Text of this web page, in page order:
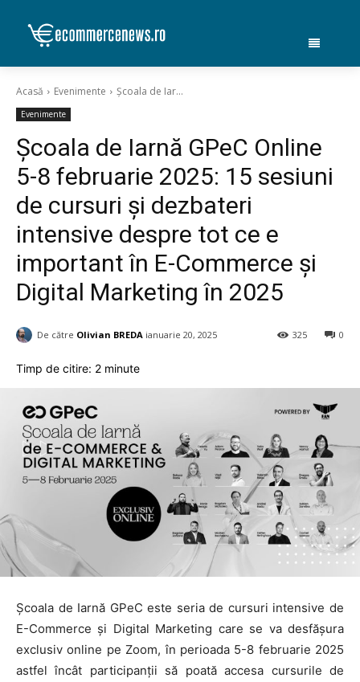
Acasă Evenimente Școala de Iar...
Evenimente
Școala de Iarnă GPeC Online
5-8 februarie 2025: 15 sesiuni
de cursuri și dezbateri
intensive despre tot ce e
important în E-Commerce și
Digital Marketing în 2025
De către Olivian BREDA ianuarie 20, 2025 0
325
Timp de citire: 2 minute
Școala de Iarnă GPeC este seria de cursuri intensive de
E-Commerce și Digital Marketing care se va desfășura
exclusiv online pe Zoom, în perioada 5-8 februarie 2025
astfel încât participanții să poată accesa cursurile de